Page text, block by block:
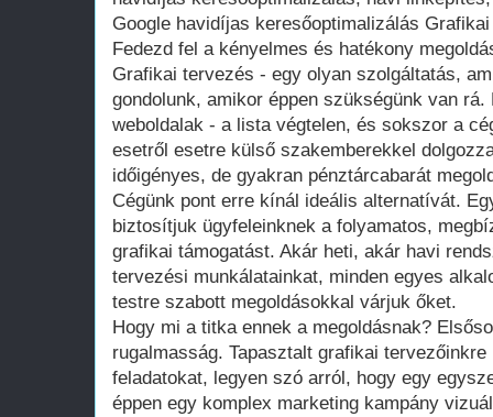
Google havidíjas keresőoptimalizálás
Fedezd fel a kényelmes és hatékony
Grafikai tervezés - egy olyan szolgáltatás,
gondolunk, amikor éppen szükségünk van
weboldalak - a lista végtelen, és sokszor a
esetről esetre külső szakemberekkel
időigényes, de gyakran pénztárcabarát
Cégünk pont erre kínál ideális alternatívát.
biztosítjuk ügyfeleinknek a folyamatos,
grafikai támogatást. Akár heti, akár havi
tervezési munkálatainkat, minden egyes
testre szabott megoldásokkal várjuk őket.
Hogy mi a titka ennek a megoldásnak?
rugalmasság. Tapasztalt grafikai
feladatokat, legyen szó arról, hogy egy
éppen egy komplex marketing kampány